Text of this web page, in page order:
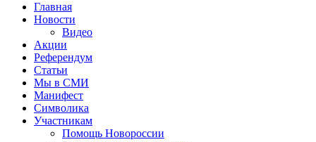
Главная
Новости
Видео
Акции
Референдум
Статьи
Мы в СМИ
Манифест
Символика
Участникам
Помощь Новороссии